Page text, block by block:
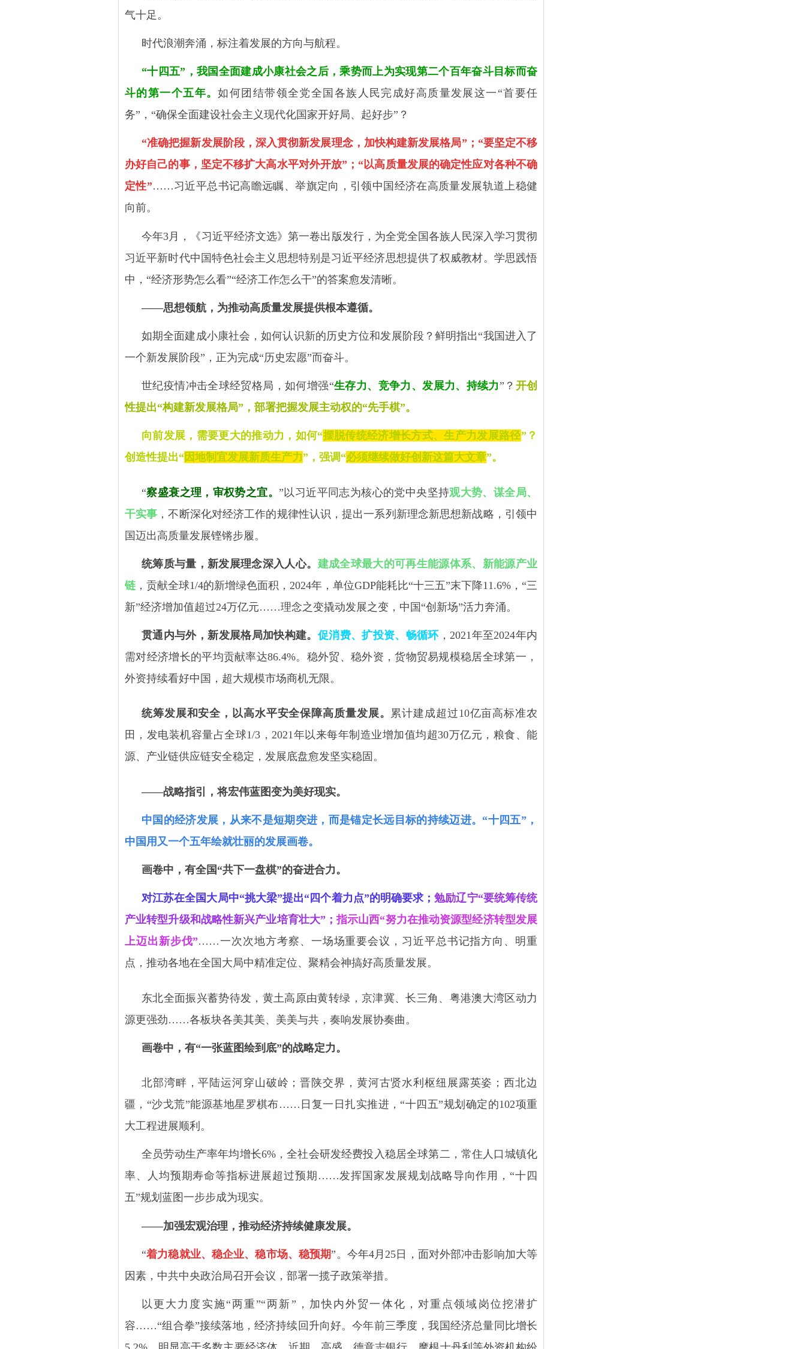
气十足。
时代浪潮奔涌，标注着发展的方向与航程。
“十四五”，我国全面建成小康社会之后，乘势而上为实现第二个百年奋斗目标而奋
斗的第一个五年。如何团结带领全党全国各族人民完成好高质量发展这一“首要任
务”，“确保全面建设社会主义现代化国家开好局、起好步”？
“准确把握新发展阶段，深入贯彻新发展理念，加快构建新发展格局”；“要坚定不移
办好自己的事，坚定不移扩大高水平对外开放”；“以高质量发展的确定性应对各种不确
定性”……习近平总书记高瞻远瞩、举旗定向，引领中国经济在高质量发展轨道上稳健
向前。
今年3 月，《习近平经济文选》第一卷出版发行，为全党全国各族人民深入学习贯彻
习近平新时代中国特色社会主义思想特别是习近平经济思想提供了权威教材。学思践悟
中，“经济形势怎么看”“经济工作怎么干”的答案愈发清晰。
——思想领航，为推动高质量发展提供根本遵循。
如期全面建成小康社会，如何认识新的历史方位和发展阶段？鲜明指出“我国进入了
一个新发展阶段”，正为完成“历史宏愿”而奋斗。
世纪疫情冲击全球经贸格局，如何增强“生存力、竞争力、发展力、持续力”？ 开创
性提出“构建新发展格局”，部署把握发展主动权的“先手棋”。
向前发展，需要更大的推动力，如何“摆脱传统经济增长方式、生产力发展路径”？
创造性提出“因地制宜发展新质生产力”，强调“必须继续做好创新这篇大文章”。
“察盛衰之理，审权势之宜。”以习近平同志为核心的党中央坚持观大势、谋全局、
干实事 ，不断深化对经济工作的规律性认识，提出一系列新理念新思想新战略，引领中
国迈出高质量发展铿锵步履。
统筹质与量，新发展理念深入人心。 建成全球最大的可再生能源体系、新能源产业
链 ，贡献全球1/4的新增绿色面积， 2024年，单位GDP能耗比“十三五”末下降11.6% ，“三
新”经济增加值超过24万亿元……理念之变撬动发展之变，中国“创新场”活力奔涌。
贯通内与外，新发展格局加快构建。促消费、扩投资、畅循环 ，2021年至2024年内
需对经济增长的平均贡献率达86.4%。稳外贸、稳外资，货物贸易规模稳居全球第一，
外资持续看好中国，超大规模市场商机无限。
统筹发展和安全，以高水平安全保障高质量发展。 累计建成超过10亿亩高标准农
田，发电装机容量占全球1/3 ，2021年以来每年制造业增加值均超30万亿元，粮食、能
源、产业链供应链安全稳定，发展底盘愈发坚实稳固。
——战略指引，将宏伟蓝图变为美好现实。
中国的经济发展，从来不是短期突进，而是锚定长远目标的持续迈进。 “十四五”，
中国用又一个五年绘就壮丽的发展画卷。
画卷中，有全国 “共下一盘棋”的奋进合力。
对江苏在全国大局中“挑大梁”提出“四个着力点”的明确要求；勉励辽宁“要统筹传统
产业转型升级和战略性新兴产业培育壮大”；指示山西“努力在推动资源型经济转型发展
上迈出新步伐”……一次次地方考察、一场场重要会议，习近平总书记指方向、明重
点，推动各地在全国大局中精准定位、聚精会神搞好高质量发展。
东北全面振兴蓄势待发，黄土高原由黄转绿，京津冀、长三角、粤港澳大湾区动力
源更强劲……各板块各美其美、美美与共，奏响发展协奏曲。
画卷中，有“一张蓝图绘到底”的战略定力。
北部湾畔，平陆运河穿山破岭；晋陕交界，黄河古贤水利枢纽展露英姿；西北边
疆， “沙戈荒”能源基地星罗棋布……日复一日扎实推进，“十四五”规划确定的102项重
大工程进展顺利。
全员劳动生产率年均增长6%，全社会研发经费投入稳居全球第二，常住人口城镇化
率、人均预期寿命等指标进展超过预期……发挥国家发展规划战略导向作用，“十四
五”规划蓝图一步步成为现实。
——加强宏观治理，推动经济持续健康发展。
“着力稳就业、稳企业、稳市场、稳预期”。今年4月 25日，面对外部冲击影响加大等
因素，中共中央政治局召开会议，部署一揽子政策举措。
以更大力度实施“两重”“两新”，加快内外贸一体化，对重点领域岗位挖潜扩
容……“组合拳”接续落地，经济持续回升向好。今年前三季度，我国经济总量同比增长